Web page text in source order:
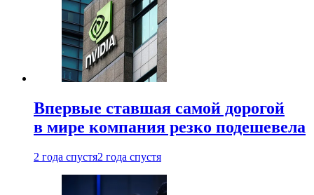
Впервые ставшая самой дорогой
в мире компания резко подешевела
2 года спустя2 года спустя